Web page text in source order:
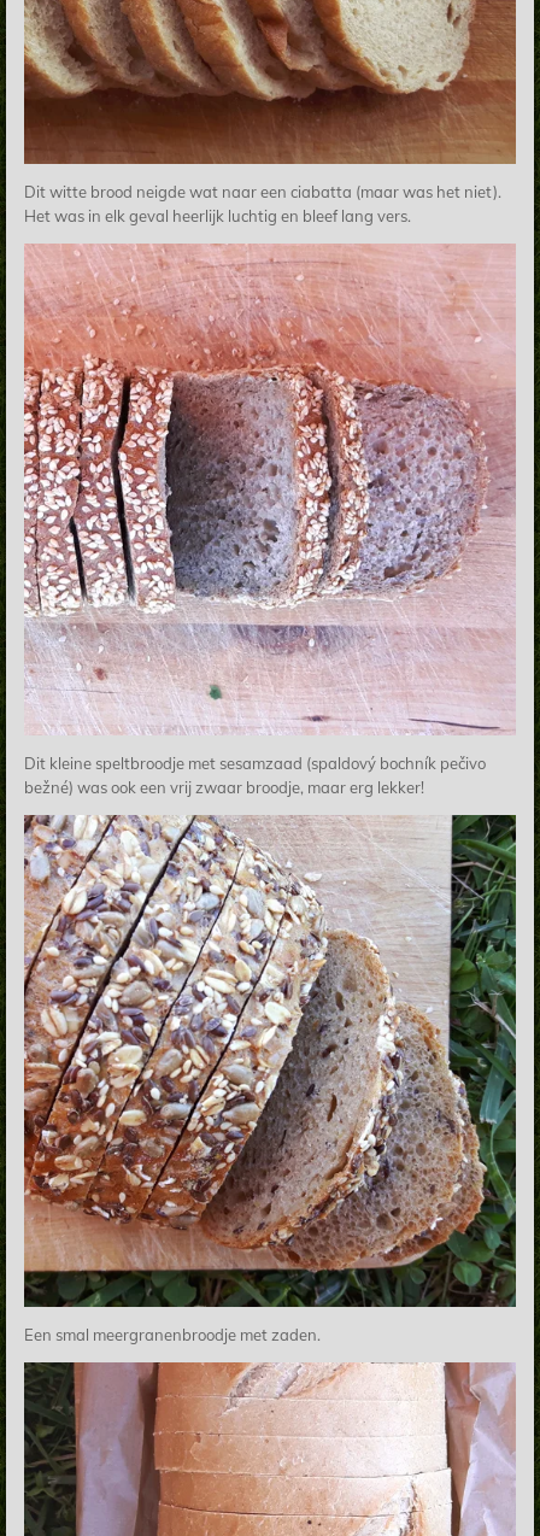
Dit witte brood neigde wat naar een ciabatta (maar was het niet).
Het was in elk geval heerlijk luchtig en bleef lang vers.
Dit kleine speltbroodje met sesamzaad (spaldový bochník pečivo
bežné) was ook een vrij zwaar broodje, maar erg lekker!
Een smal meergranenbroodje met zaden.